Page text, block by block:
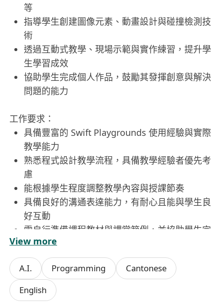
等
指導學生創建圖像元素、動畫設計與碰撞檢測技
術
透過互動式教學、現場示範與實作練習，提升學
生學習成效
協助學生完成個人作品，鼓勵其發揮創意與解決
問題的能力
工作要求：
具備豐富的 Swift Playgrounds 使用經驗與實際
教學能力
熟悉程式設計教學流程，具備教學經驗者優先考
慮
能根據學生程度調整教學內容與授課節奏
具備良好的溝通表達能力，有耐心且能與學生良
好互動
需自行準備課程教材與課堂範例，並協助學生完
成作品
福利：
工作類型為兼職，需親身到場授課
View more
A.I. Programming
Cantonese
English